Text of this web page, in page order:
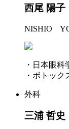
西尾 陽子
NISHIO
・日本眼科
・ボトック
外科
三浦 哲史